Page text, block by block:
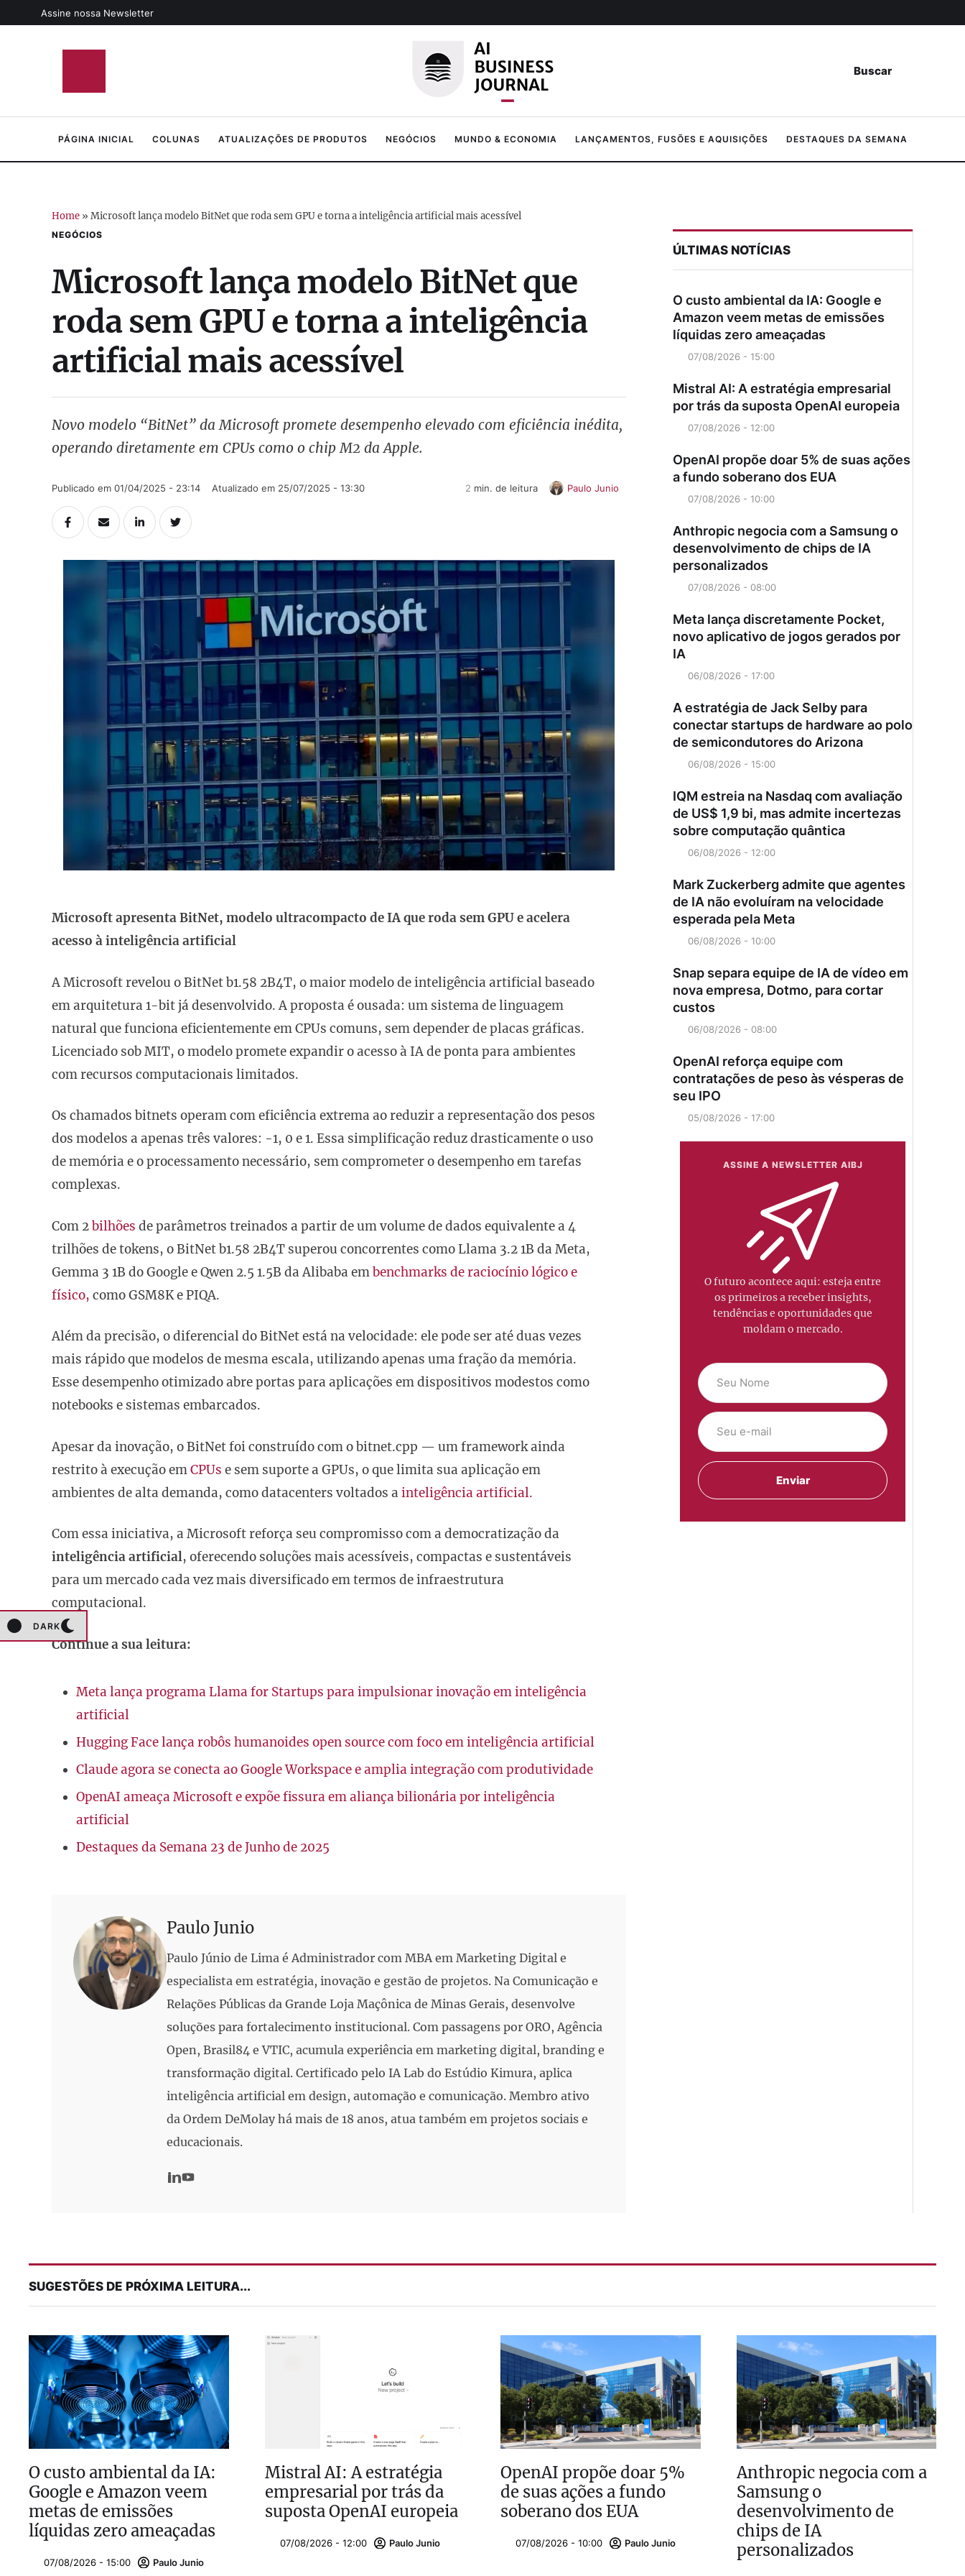
Assine nossa Newsletter
Buscar
DARK
PÁGINA INICIAL COLUNAS ATUALIZAÇÕES DE PRODUTOS NEGÓCIOS MUNDO & ECONOMIA LANÇAMENTOS, FUSÕES E AQUISIÇÕES DESTAQUES DA SEMANA
Home » Microsoft lança modelo BitNet que roda sem GPU e torna a inteligência artificial mais acessível
NEGÓCIOS
Microsoft lança modelo BitNet que
roda sem GPU e torna a inteligência
artificial mais acessível
Novo modelo “BitNet” da Microsoft promete desempenho elevado com eficiência inédita,
operando diretamente em CPUs como o chip M2 da Apple.
Publicado em 01/04/2025 - 23:14 Atualizado em 25/07/2025 - 13:30 2 min. de leitura Paulo Junio
Microsoft apresenta BitNet, modelo ultracompacto de IA que roda sem GPU e acelera
acesso à inteligência artificial
A Microsoft revelou o BitNet b1.58 2B4T, o maior modelo de inteligência artificial baseado
em arquitetura 1-bit já desenvolvido. A proposta é ousada: um sistema de linguagem
natural que funciona eficientemente em CPUs comuns, sem depender de placas gráficas.
Licenciado sob MIT, o modelo promete expandir o acesso à IA de ponta para ambientes
com recursos computacionais limitados.
Os chamados bitnets operam com eficiência extrema ao reduzir a representação dos pesos
dos modelos a apenas três valores: -1, 0 e 1. Essa simplificação reduz drasticamente o uso
de memória e o processamento necessário, sem comprometer o desempenho em tarefas
complexas.
Com 2bilhões de parâmetros treinados a partir de um volume de dados equivalente a 4
trilhões de tokens, o BitNet b1.58 2B4T superou concorrentes como Llama 3.2 1B da Meta,
Gemma 3 1B do Google e Qwen 2.5 1.5B da Alibaba embenchmarks de raciocínio lógico e
físico, como GSM8K e PIQA.
Além da precisão, o diferencial do BitNet está na velocidade: ele pode ser até duas vezes
mais rápido que modelos de mesma escala, utilizando apenas uma fração da memória.
Esse desempenho otimizado abre portas para aplicações em dispositivos modestos como
notebooks e sistemas embarcados.
Apesar da inovação, o BitNet foi construído com o bitnet.cpp — um framework ainda
restrito à execução emCPUs e sem suporte a GPUs, o que limita sua aplicação em
ambientes de alta demanda, como datacenters voltados a inteligência artificial.
Com essa iniciativa, a Microsoft reforça seu compromisso com a democratização da
inteligência artificial, oferecendo soluções mais acessíveis, compactas e sustentáveis
para um mercado cada vez mais diversificado em termos de infraestrutura
computacional.
Continue a sua leitura:
Meta lança programa Llama for Startups para impulsionar inovação em inteligência
artificial
Hugging Face lança robôs humanoides open source com foco em inteligência artificial
Claude agora se conecta ao Google Workspace e amplia integração com produtividade
OpenAI ameaça Microsoft e expõe fissura em aliança bilionária por inteligência
artificial
Destaques da Semana 23 de Junho de 2025
Paulo Junio
Paulo Júnio de Lima é Administrador com MBA em Marketing Digital e
especialista em estratégia, inovação e gestão de projetos. Na Comunicação e
Relações Públicas da Grande Loja Maçônica de Minas Gerais, desenvolve
soluções para fortalecimento institucional. Com passagens por ORO, Agência
Open, Brasil84 e VTIC, acumula experiência em marketing digital, branding e
transformação digital. Certificado pelo IA Lab do Estúdio Kimura, aplica
inteligência artificial em design, automação e comunicação. Membro ativo
da Ordem DeMolay há mais de 18 anos, atua também em projetos sociais e
educacionais.
ÚLTIMAS NOTÍCIAS
O custo ambiental da IA: Google e
Amazon veem metas de emissões
líquidas zero ameaçadas
07/08/2026 - 15:00
Mistral AI: A estratégia empresarial
por trás da suposta OpenAI europeia
07/08/2026 - 12:00
OpenAI propõe doar 5% de suas ações
a fundo soberano dos EUA
07/08/2026 - 10:00
Anthropic negocia com a Samsung o
desenvolvimento de chips de IA
personalizados
07/08/2026 - 08:00
Meta lança discretamente Pocket,
novo aplicativo de jogos gerados por
IA
06/08/2026 - 17:00
A estratégia de Jack Selby para
conectar startups de hardware ao polo
de semicondutores do Arizona
06/08/2026 - 15:00
IQM estreia na Nasdaq com avaliação
de US$ 1,9 bi, mas admite incertezas
sobre computação quântica
06/08/2026 - 12:00
Mark Zuckerberg admite que agentes
de IA não evoluíram na velocidade
esperada pela Meta
06/08/2026 - 10:00
Snap separa equipe de IA de vídeo em
nova empresa, Dotmo, para cortar
custos
06/08/2026 - 08:00
OpenAI reforça equipe com
contratações de peso às vésperas de
seu IPO
05/08/2026 - 17:00
ASSINE A NEWSLETTER AIBJ
O futuro acontece aqui: esteja entre
os primeiros a receber insights,
tendências e oportunidades que
moldam o mercado.
SUGESTÕES DE PRÓXIMA LEITURA...
O custo ambiental da IA:
Google e Amazon veem
metas de emissões
líquidas zero ameaçadas
07/08/2026 - 15:00 Paulo Junio
Mistral AI: A estratégia
empresarial por trás da
suposta OpenAI europeia
07/08/2026 - 12:00 Paulo Junio
OpenAI propõe doar 5%
de suas ações a fundo
soberano dos EUA
07/08/2026 - 10:00 Paulo Junio
Anthropic negocia com a
Samsung o
desenvolvimento de
chips de IA
personalizados